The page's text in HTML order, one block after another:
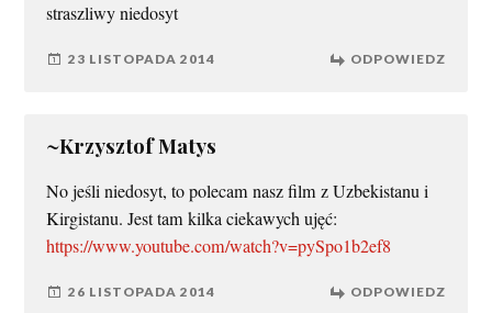
straszliwy niedosyt
23 LISTOPADA 2014 ODPOWIEDZ
~Krzysztof Matys
No jeśli niedosyt, to polecam nasz film z Uzbekistanu i
Kirgistanu. Jest tam kilka ciekawych ujęć:
https://www.youtube.com/watch?v=pySpo1b2ef8
26 LISTOPADA 2014 ODPOWIEDZ